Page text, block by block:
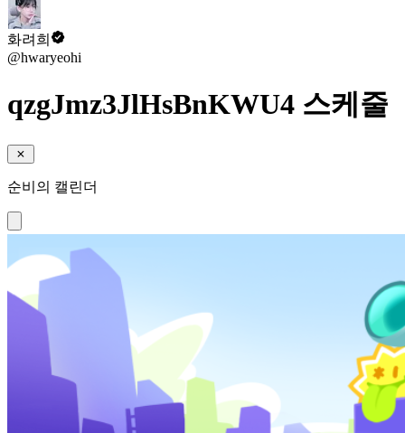
화려희
@hwaryeohi
qzgJmz3JlHsBnKWU4 스케줄
순비의 캘린더